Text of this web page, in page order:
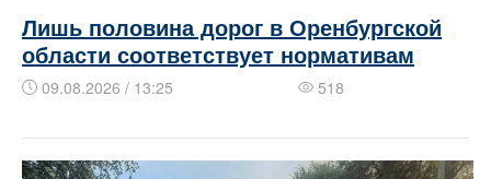
Лишь половина дорог в Оренбургской
области соответствует нормативам
09.08.2026 / 13:25 518